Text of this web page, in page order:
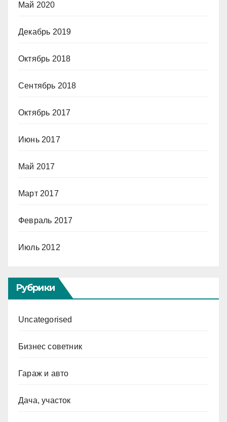
Май 2020
Декабрь 2019
Октябрь 2018
Сентябрь 2018
Октябрь 2017
Июнь 2017
Май 2017
Март 2017
Февраль 2017
Июль 2012
Рубрики
Uncategorised
Бизнес советник
Гараж и авто
Дача, участок